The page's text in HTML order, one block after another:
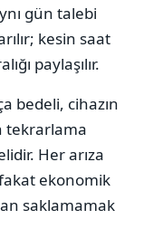
gün talebi
kesin saat
paylaşılır.
bedeli, cihazın
tekrarlama
Her arıza
ekonomik
saklamamak